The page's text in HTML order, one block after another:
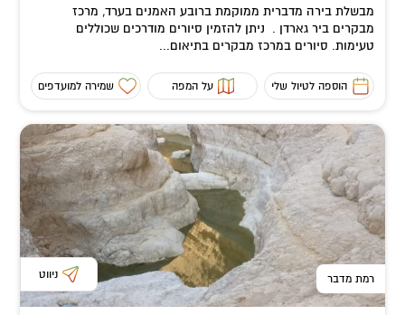
מבשלת בירה מדברית ממוקמת ברובע האמנים בערד, מרכז
מבקרים ביר גארדן . ניתן להזמין סיורים מודרכים שכוללים
טעימות. סיורים במרכז מבקרים בתיאום...
הוספה לטיול שלי על המפה שמירה למועדפים
רמת מדבר ניווט